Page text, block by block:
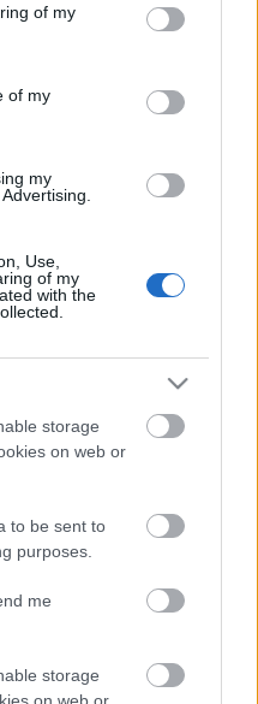
You may click to
its third-party tags to
purposes in below Google
of my
of my
my
Use,
of my
with the
storage
on web or
to be sent to
purposes.
me
storage
on web or
vezetéken múlt
ellenőrzést tart a
költöző